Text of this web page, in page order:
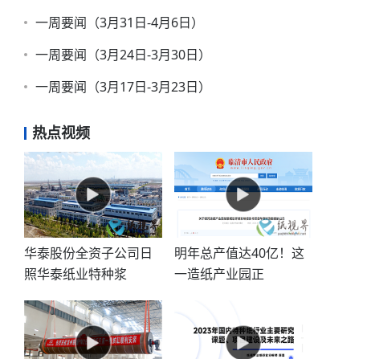
一周要闻（3月31日-4月6日）
一周要闻（3月24日-3月30日）
一周要闻（3月17日-3月23日）
热点视频
华泰股份全资子公司日
照华泰纸业特种浆
明年总产值达40亿！这
一造纸产业园正